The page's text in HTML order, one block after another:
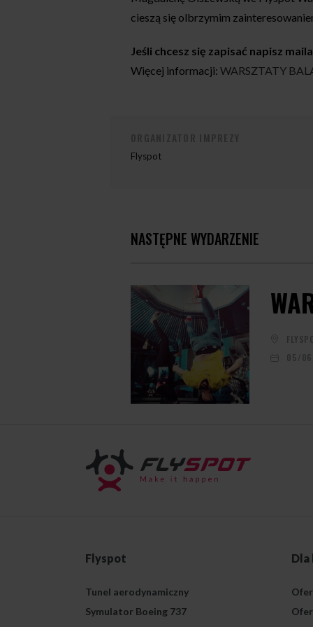
cieszą się olbrzymim
Jeśli chcesz się zapisać napisz
Więcej informacji: WARSZTATY
Flyspot
NASTĘPNE WYDARZENIE
05/
Flyspot
Tunel aerodynamiczny
Symulator Boeing 737
Dla